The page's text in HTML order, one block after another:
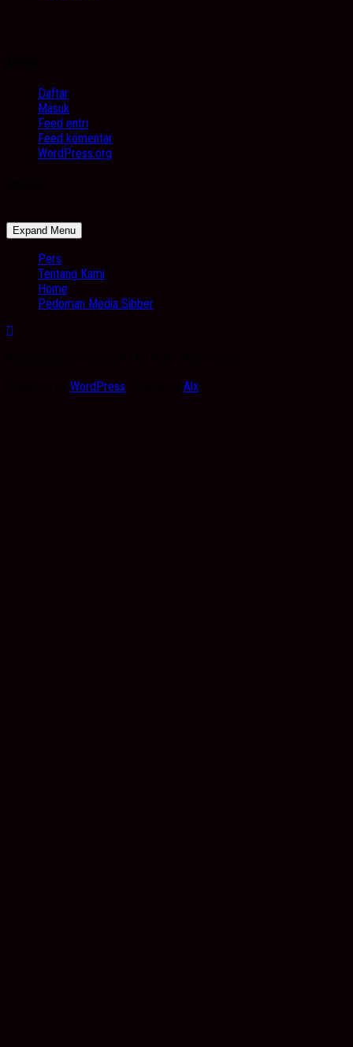
Daftar
Masuk
Feed entri
Feed komentar
WordPress.org
Expand Menu
Pers
Tentang Kami
Home
Pedoman Media Sibber
WordPress Alx